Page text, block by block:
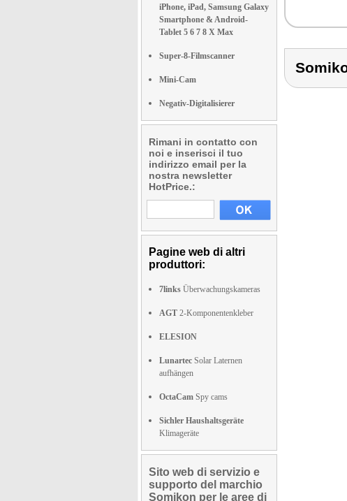
iPhone, iPad, Samsung Galaxy
Smartphone & Android-
Tablet 5 6 7 8 X Max
Super-8-Filmscanner
Mini-Cam
Negativ-Digitalisierer
Rimani in contatto con
noi e inserisci il tuo
indirizzo email per la
nostra newsletter
HotPrice.:
Pagine web di altri
produttori:
7links Überwachungskameras
AGT 2-Komponentenkleber
ELESION
Lunartec Solar Laternen
aufhängen
OctaCam Spy cams
Sichler Haushaltsgeräte
Klimageräte
Sito web di servizio e
supporto del marchio
Somikon per le aree di